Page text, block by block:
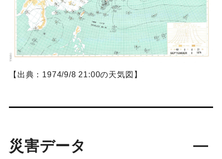
【出典：1974/9/8 21:00の天気図】
災害データ